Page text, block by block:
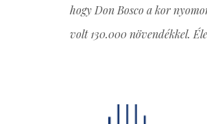
hogy Don Bosco a kor
volt 130.000 növendékkel.